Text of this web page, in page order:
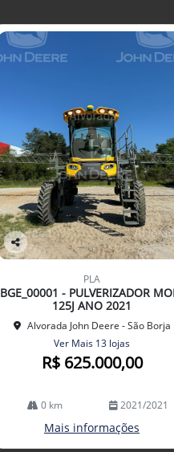
Co
arti
lhe
PLA
BGE_00001 - PULVERIZADOR
125J ANO 2021
Alvorada John Deere - São Borja
Ver Mais 13 lojas
R$ 625.000,00
0 km 2021/2021
Mais informações